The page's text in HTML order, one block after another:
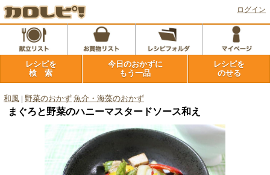
ログイン
レシピを
検 索
今日のおかずに
もう一品
レシピを
のせる
和風 野菜のおかず 魚介・海藻のおかず
まぐろと野菜のハニーマスタードソース和え